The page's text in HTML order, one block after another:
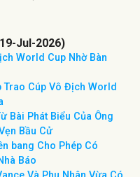
chuẩn ông Jay
vị trí Giám đốc
Jul-2026)
World Cup Nhờ Bàn
Cúp Vô Địch World
Bài Phát Biểu Của Ông